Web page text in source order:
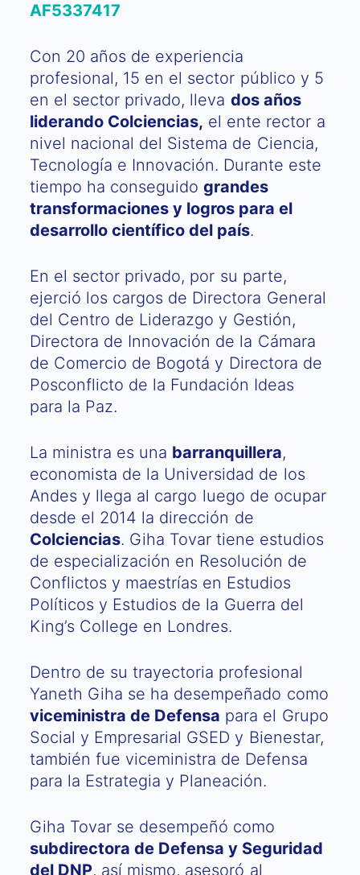
AF5337417
Con 20 años de experiencia
profesional, 15 en el sector público y 5
en el sector privado, lleva dos años
liderando Colciencias, el ente rector a
nivel nacional del Sistema de Ciencia,
Tecnología e Innovación. Durante este
tiempo ha conseguidograndes
transformaciones y logros para el
desarrollo científico del país.
En el sector privado, por su parte,
ejerció los cargos de Directora General
del Centro de Liderazgo y Gestión,
Directora de Innovación de la Cámara
de Comercio de Bogotá y Directora de
Posconflicto de la Fundación Ideas
para la Paz.
La ministra es una barranquillera,
economista de la Universidad de los
Andes y llega al cargo luego de ocupar
desde el 2014 la dirección de
Colciencias. Giha Tovar tiene estudios
de especialización en Resolución de
Conflictos y maestrías en Estudios
Políticos y Estudios de la Guerra del
King’s College en Londres.
Dentro de su trayectoria profesional
Yaneth Giha se ha desempeñado como
viceministra de Defensa para el Grupo
Social y Empresarial GSED y Bienestar,
también fue viceministra de Defensa
para la Estrategia y Planeación.
Giha Tovar se desempeñó como
subdirectora de Defensa y Seguridad
del DNP, así mismo, asesoró al